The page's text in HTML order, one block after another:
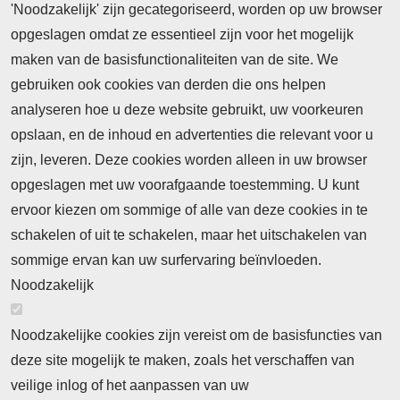
'Noodzakelijk' zijn gecategoriseerd, worden op uw browser
opgeslagen omdat ze essentieel zijn voor het mogelijk
maken van de basisfunctionaliteiten van de site. We
gebruiken ook cookies van derden die ons helpen
analyseren hoe u deze website gebruikt, uw voorkeuren
opslaan, en de inhoud en advertenties die relevant voor u
zijn, leveren. Deze cookies worden alleen in uw browser
opgeslagen met uw voorafgaande toestemming. U kunt
ervoor kiezen om sommige of alle van deze cookies in te
schakelen of uit te schakelen, maar het uitschakelen van
sommige ervan kan uw surfervaring beïnvloeden.
Noodzakelijk
Noodzakelijke cookies zijn vereist om de basisfuncties van
deze site mogelijk te maken, zoals het verschaffen van
veilige inlog of het aanpassen van uw
Nieuws
Neem contact op
Algemene Leveringsvoorwaarden
Cookieverklaring
Privacyverklaring